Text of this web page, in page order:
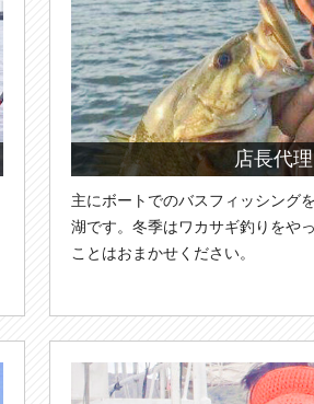
店長代
主にボートでのバスフィッシング
湖です。冬季はワカサギ釣りをや
ことはおまかせください。